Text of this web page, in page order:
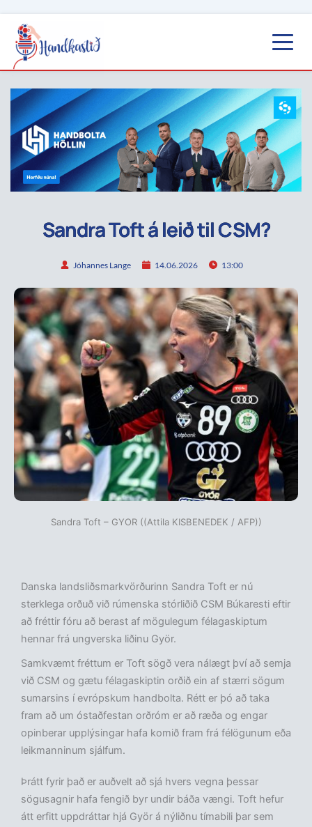
Sandra Toft á leið til CSM?
Jóhannes Lange 14.06.2026 13:00
Sandra Toft – GYOR ((Attila KISBENEDEK / AFP))
Danska landsliðsmarkvörðurinn Sandra Toft er nú
sterklega orðuð við rúmenska stórliðið CSM Búkaresti eftir
að fréttir fóru að berast af mögulegum félagaskiptum
hennar frá ungverska liðinu Györ.
Samkvæmt fréttum er Toft sögð vera nálægt því að semja
við CSM og gætu félagaskiptin orðið ein af stærri sögum
sumarsins í evrópskum handbolta. Rétt er þó að taka
fram að um óstaðfestan orðróm er að ræða og engar
opinberar upplýsingar hafa komið fram frá félögunum eða
leikmanninum sjálfum.
Þrátt fyrir það er auðvelt að sjá hvers vegna þessar
sögusagnir hafa fengið byr undir báða vængi. Toft hefur
átt erfitt uppdráttar hjá Györ á nýliðnu tímabili þar sem